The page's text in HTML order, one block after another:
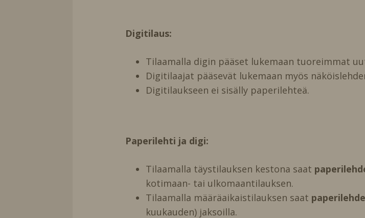
Digitilaus:
Tilaamalla digin pääset lukemaan tuoreimmat
Digitilaajat pääsevät lukemaan myös
Digitilaukseen ei sisälly paperilehteä.
Paperilehti ja digi:
Tilaamalla täystilauksen kestona saat
kotimaan- tai ulkomaantilauksen.
Tilaamalla määräaikaistilauksen saat
kuukauden) jaksoilla.